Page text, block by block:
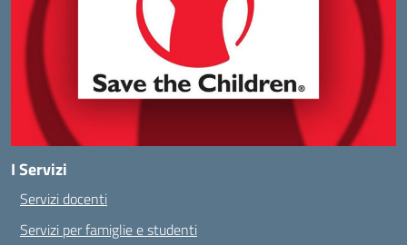
I Servizi
Servizi docenti
Servizi per famiglie e studenti